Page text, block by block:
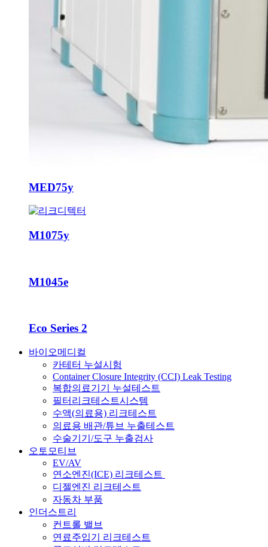
MED75y
M1075y
M1045e
Eco Series 2
바이오메디컬
카테터 누설시험
Container Closure Integrity (CCI) Leak Testing
복합의료기기 누설테스트
필터리크테스트시스템
수액(의료용) 리크테스트
의료용 배관/튜브 누출테스트
수술기기/도구 누출검사
오토모티브
EV/AV
연소엔진(ICE) 리크테스트
디젤엔진 리크테스트
자동차 부품
인더스트리
컨트롤 밸브
연료주입기 리크테스트